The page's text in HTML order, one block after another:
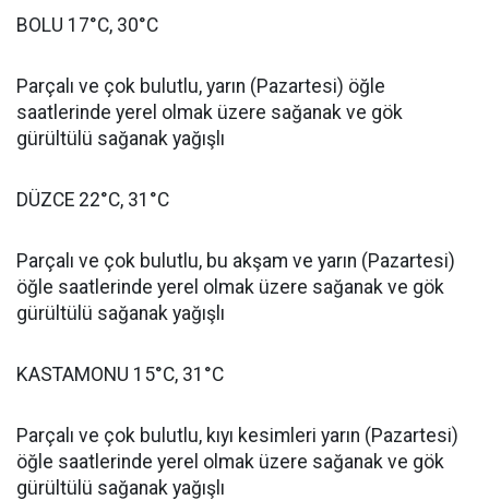
BOLU 17°C, 30°C
Parçalı ve çok bulutlu, yarın (Pazartesi) öğle
saatlerinde yerel olmak üzere sağanak ve gök
gürültülü sağanak yağışlı
DÜZCE 22°C, 31°C
Parçalı ve çok bulutlu, bu akşam ve yarın (Pazartesi)
öğle saatlerinde yerel olmak üzere sağanak ve gök
gürültülü sağanak yağışlı
KASTAMONU 15°C, 31°C
Parçalı ve çok bulutlu, kıyı kesimleri yarın (Pazartesi)
öğle saatlerinde yerel olmak üzere sağanak ve gök
gürültülü sağanak yağışlı